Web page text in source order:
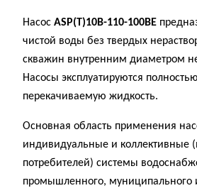
Насос ASP(T)10B-110-100BE
чистой воды без твердых
скважин внутренним диаметром
Насосы эксплуатируются
перекачиваемую жидкость.
Основная область применения
индивидуальные и коллективные
потребителей) системы
промышленного, муниципального